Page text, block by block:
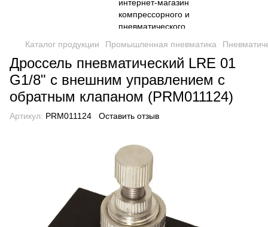
Каталог продукции Промышленная пневматика
Дроссель пневматический LRE 01
G1/8" с внешним управлением с
обратным клапаном (PRM011124)
Артикул: PRM011124 Оставить отзыв